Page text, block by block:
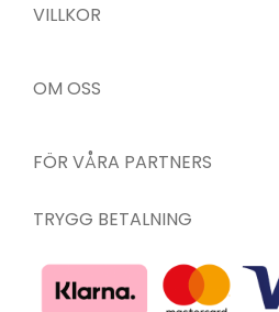
VILLKOR
OM OSS
FÖR VÅRA PARTNERS
TRYGG BETALNING